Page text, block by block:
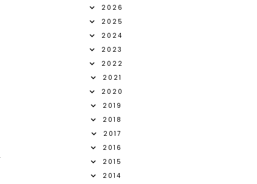
2026
2025
2024
2023
2022
2021
2020
2019
2018
2017
2016
2015
2014